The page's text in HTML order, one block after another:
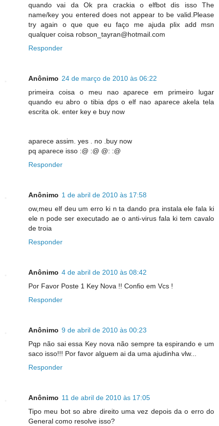
quando vai da Ok pra crackia o elfbot dis isso The
name/key you entered does not appear to be valid.Please
try again o que que eu faço me ajuda plix add msn
qualquer coisa robson_tayran@hotmail.com
Responder
Anônimo 24 de março de 2010 às 06:22
primeira coisa o meu nao aparece em primeiro lugar
quando eu abro o tibia dps o elf nao aparece akela tela
escrita ok. enter key e buy now
aparece assim. yes . no .buy now
pq aparece isso :@ :@ @: :@
Responder
Anônimo 1 de abril de 2010 às 17:58
ow,meu elf deu um erro ki n ta dando pra instala ele fala ki
ele n pode ser executado ae o anti-virus fala ki tem cavalo
de troia
Responder
Anônimo 4 de abril de 2010 às 08:42
Por Favor Poste 1 Key Nova !! Confio em Vcs !
Responder
Anônimo 9 de abril de 2010 às 00:23
Pqp não sai essa Key nova não sempre ta espirando e um
saco isso!!! Por favor alguem ai da uma ajudinha vlw...
Responder
Anônimo 11 de abril de 2010 às 17:05
Tipo meu bot so abre direito uma vez depois da o erro do
General como resolve isso?